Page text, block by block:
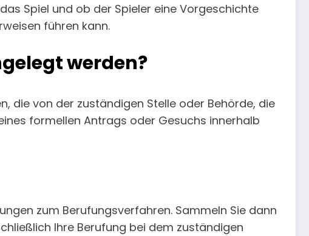
Spiel und ob der Spieler eine Vorgeschichte
führen kann.
werden?
die von der zuständigen Stelle oder Behörde, die
formellen Antrags oder Gesuchs innerhalb
zum Berufungsverfahren. Sammeln Sie dann
Ihre Berufung bei dem zuständigen